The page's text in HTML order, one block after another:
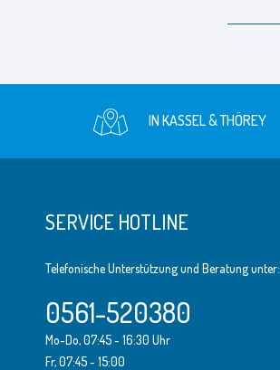
IN KASSEL & THÖREY
SERVICE HOTLINE
Telefonische Unterstützung und Beratung unter:
0561-520380
Mo-Do, 07:45 - 16:30 Uhr
Fr, 07:45 - 15:00